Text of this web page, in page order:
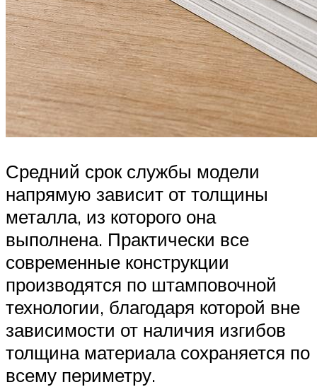
Средний срок службы модели
напрямую зависит от толщины
металла, из которого она
выполнена. Практически все
современные конструкции
производятся по штамповочной
технологии, благодаря которой вне
зависимости от наличия изгибов
толщина материала сохраняется по
всему периметру.